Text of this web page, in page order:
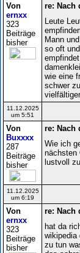
Von
ernxx
323
Beiträge
bisher
re: Nach
Leute
Mann
so oft
wie eine
schwer
11.12.2025
um 5:51
Von
Buxxxx
287
Beiträge
bisher
re: Nach
Wie ich
nächsten
lustvoll
11.12.2025
um 6:19
Von
ernxx
323
Beiträge
bisher
re: Nach
hat da
wikipedia
zu tun